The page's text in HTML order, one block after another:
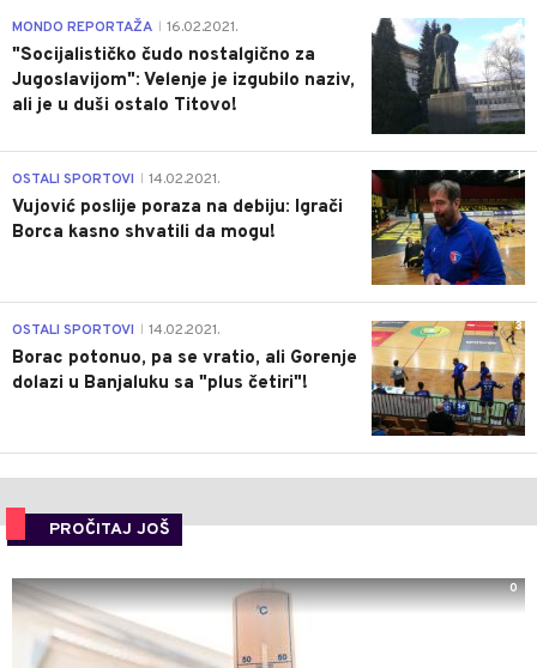
4
MONDO REPORTAŽA 16.02.2021.
"Socijalističko čudo nostalgično za
Jugoslavijom": Velenje je izgubilo naziv,
ali je u duši ostalo Titovo!
1
OSTALI SPORTOVI 14.02.2021.
Vujović poslije poraza na debiju: Igrači
Borca kasno shvatili da mogu!
3
OSTALI SPORTOVI 14.02.2021.
Borac potonuo, pa se vratio, ali Gorenje
dolazi u Banjaluku sa "plus četiri"!
PROČITAJ JOŠ
0